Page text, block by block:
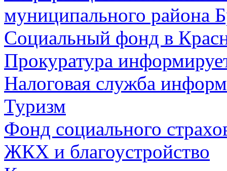
муниципального района
Социальный фонд в
Прокуратура
Налоговая служба
Туризм
Фонд социального
ЖКХ и благоустройство